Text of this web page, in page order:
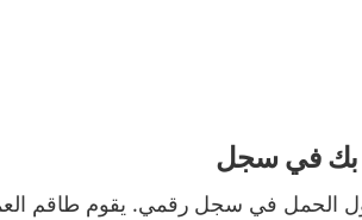
بك في سجل
الحمل في سجل رقمي. يقوم طاقم